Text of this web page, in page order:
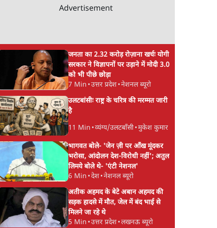
Advertisement
जनता का 2.32 करोड़ रोज़ाना खर्चः योगी
सरकार ने विज्ञापनों पर उड़ाने में मोदी 3.0
को भी पीछे छोड़ा
7 Min •उत्तर प्रदेश•नेशनल ब्यूरो
उलटबांसीः राष्ट्र के चरित्र की मरम्मत जारी
है
11 Min •व्यंग्य/उलटबाँसी•मुकेश कुमार
भागवत बोले- 'जेन ज़ी पर आँख मूंदकर
भरोसा, आंदोलन देश-विरोधी नहीं'; अतुल
लिमये बोले थे- 'एंटी नेशनल'
6 Min •देश•नेशनल ब्यूरो
अतीक अहमद के बेटे अबान अहमद की
सड़क हादसे में मौत, जेल में बंद भाई से
मिलने जा रहे थे
5 Min •उत्तर प्रदेश•लखनऊ ब्यूरो